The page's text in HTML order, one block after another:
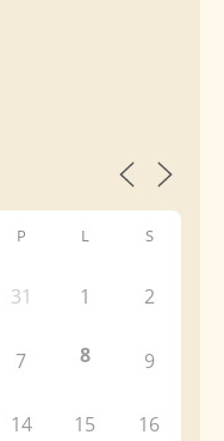
P L S
31 1 2
7 8 9
14 15 16